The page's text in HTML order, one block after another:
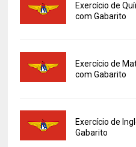
Exercício de
com Gabarito
Exercício de
com Gabarito
Exercício de
Gabarito